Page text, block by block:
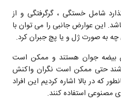
شامل خستگی ، گرگرفتگی و از
این عوارض جانبی را می توان با
به صورت ژل و یا پچ جبران کرد.
بیضه جوان هستند و ممکن است
حتی ممکن است نگران واکنش
که در بالا اشاره کردیم این افراد
مصنوعی استفاده کنند.